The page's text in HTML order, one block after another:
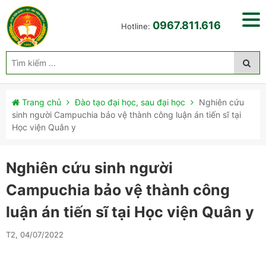
Hotline: 0967.811.616
Trang chủ Đào tạo đại học, sau đại học
Nghiên cứu
sinh người Campuchia bảo vệ thành công luận án tiến sĩ tại
Học viện Quân y
Nghiên cứu sinh người
Campuchia bảo vệ thành công
luận án tiến sĩ tại Học viện Quân y
T2, 04/07/2022